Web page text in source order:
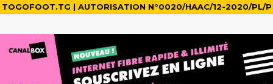
TOGOFOOT.TG | AUTORISATION N°0020/HAAC/12-2020/PL/P